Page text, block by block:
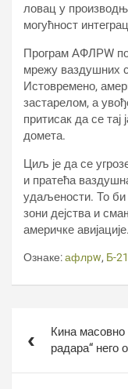
ловац у
могућност
Програм АФЛРW
мрежу ваздушних
Истовремено,
застарелом, а
притисак да се тај
домета.
Циљ је да се
и пратећа
удаљености. То би
зони дејства и
америчке авијације.
Ознаке:афлрw, Б-21
чланка
Кина
радара“ него